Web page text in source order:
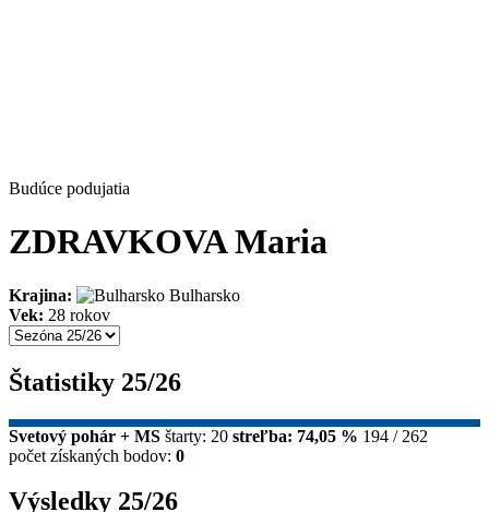
Budúce podujatia
ZDRAVKOVA Maria
Krajina:
Bulharsko
Vek: 28 rokov
Štatistiky 25/26
Svetový pohár + MS štarty: 20 streľba: 74,05 % 194 / 262
počet získaných bodov: 0
Výsledky 25/26